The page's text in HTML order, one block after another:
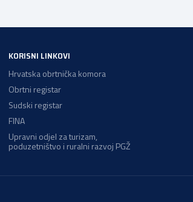
KORISNI LINKOVI
Hrvatska obrtnička komora
Obrtni registar
Sudski registar
FINA
Upravni odjel za turizam,
poduzetništvo i ruralni razvoj PGŽ